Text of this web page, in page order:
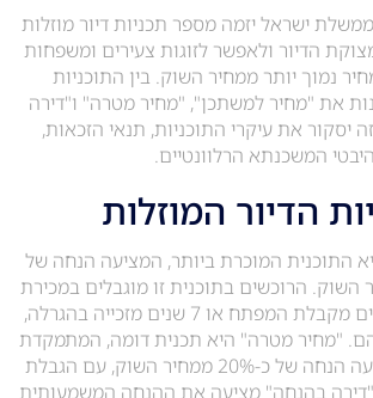
ישראל יזמה מספר תכניות דיור מוזלות
הדיור ולאפשר לזוגות צעירים ומשפחות
נמוך יותר ממחיר השוק. בין התוכניות
את "מחיר למשתכן", "מחיר מטרה" ו"דירה
יסקור את עיקרי התוכניות, תנאי הזכאות,
המשכנתא הרלוונטיים.
הדיור המוזלות
התוכנית המוכרת ביותר, המציעה הנחה של
ממחיר השוק. הרוכשים בתוכנית זו מוגבלים במכירת
הדירה למשך 5 שנים מקבלת המפתח או 7 שנים מזכייה בהגרלה,
"מחיר מטרה" היא תכנית דומה, המתמקדת
באזורי ביקוש ומציעה הנחה של כ-20% ממחיר השוק, עם הגבלת
5 שנים. "דירה בהנחה" מציעה את ההנחה המשמעותית